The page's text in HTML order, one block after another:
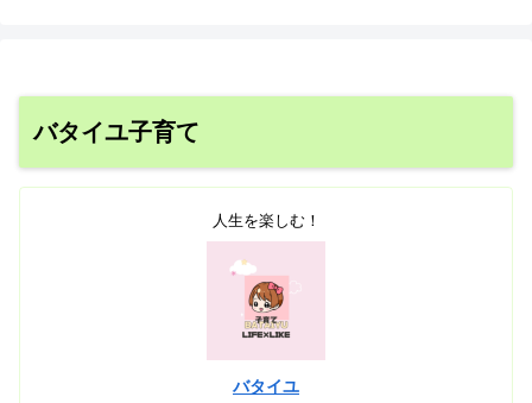
バタイユ子育て
人生を楽しむ！
バタイユ